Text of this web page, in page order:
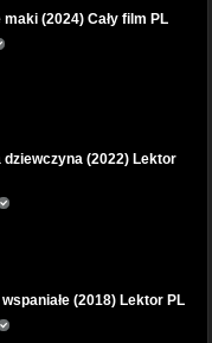
(2024) Cały film PL
dziewczyna (2022) Lektor
(2018) Lektor PL